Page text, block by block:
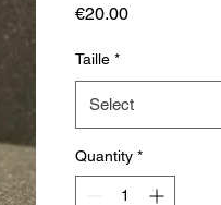
€20.00Price
Taille *
Select
Quantity *